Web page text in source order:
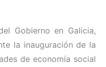
Gobierno en Galicia,
la inauguración de la
de economía social